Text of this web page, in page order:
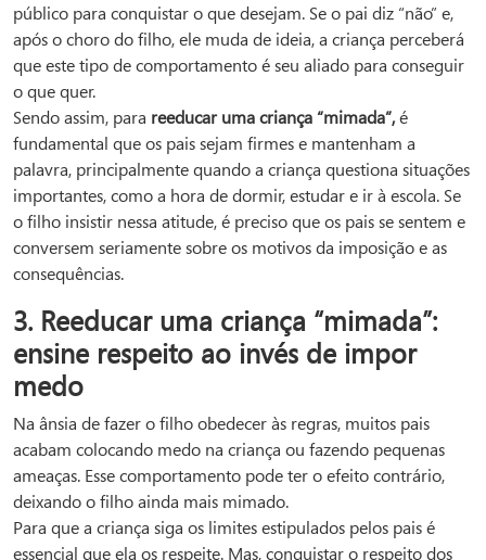
público para conquistar o que desejam. Se o pai diz “não” e,
após o choro do filho, ele muda de ideia, a criança perceberá
que este tipo de comportamento é seu aliado para conseguir
o que quer.
Sendo assim, para reeducar uma criança “mimada”,é
fundamental que os pais sejam firmes e mantenham a
palavra, principalmente quando a criança questiona situações
importantes, como a hora de dormir, estudar e ir à escola. Se
o filho insistir nessa atitude, é preciso que os pais se sentem e
conversem seriamente sobre os motivos da imposição e as
consequências.
3. Reeducar uma criança “mimada”:
ensine respeito ao invés de impor
medo
Na ânsia de fazer o filho obedecer às regras, muitos pais
acabam colocando medo na criança ou fazendo pequenas
ameaças. Esse comportamento pode ter o efeito contrário,
deixando o filho ainda mais mimado.
Para que a criança siga os limites estipulados pelos pais é
essencial que ela os respeite. Mas, conquistar o respeito dos